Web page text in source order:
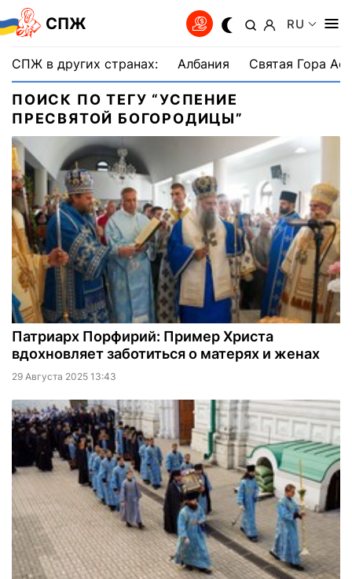
СПЖ RU
СПЖ в других странах: Албания Святая Гора
ПОИСК ПО ТЕГУ “УСПЕНИЕ
ПРЕСВЯТОЙ БОГОРОДИЦЫ”
Патриарх Порфирий: Пример Христа
вдохновляет заботиться о матерях и женах
29 Августа 2025 13:43